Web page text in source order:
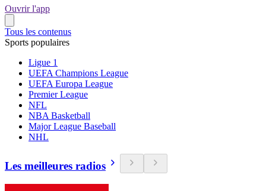
Ouvrir l'app
Tous les contenus
Sports populaires
Ligue 1
UEFA Champions League
UEFA Europa League
Premier League
NFL
NBA Basketball
Major League Baseball
NHL
Les meilleures radios